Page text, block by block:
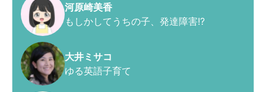
河原崎美香
もしかしてうちの子、発達障害!?
大井ミサコ
ゆる英語子育て